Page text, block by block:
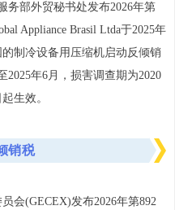
务部外贸秘书处发布2026年第
Appliance Brasil Ltda于2025年
制冷设备用压缩机启动反倾销
2025年6月，损害调查期为2020
生效。
销税
会(GECEX)发布2026年第892